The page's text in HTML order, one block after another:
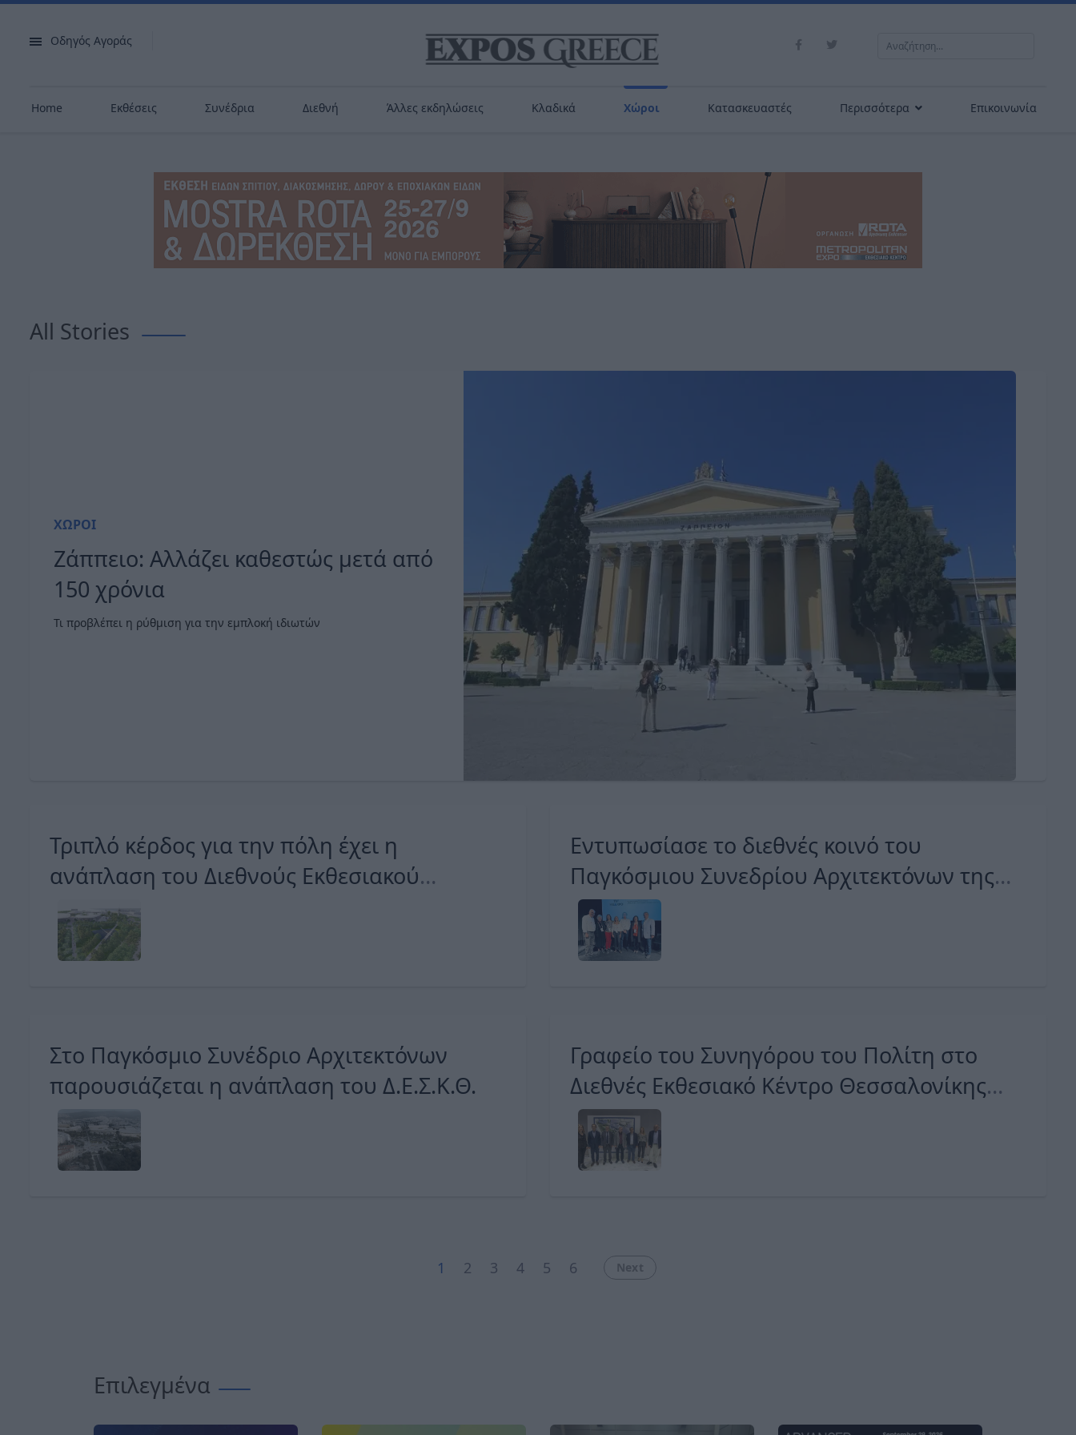
Οδηγός Αγοράς Αναζήτηση...
Home Εκθέσεις Συνέδρια Διεθνή Άλλες εκδηλώσεις Κλαδικά Χώροι Κατασκευαστές Περισσότερα Επικοινωνία
All Stories
ΧΏΡΟΙ
Ζάππειο: Αλλάζει καθεστώς μετά από
150 χρόνια
Τι προβλέπει η ρύθμιση για την εμπλοκή ιδιωτών
Τριπλό κέρδος για την πόλη έχει η
ανάπλαση του Διεθνούς Εκθεσιακού
Κέντρου Θεσσαλονίκης
Εντυπωσίασε το διεθνές κοινό του
Παγκόσμιου Συνεδρίου Αρχιτεκτόνων της
UIA, η ανάπλαση του Δ.Ε.Σ.Κ.Θ.
Στο Παγκόσμιο Συνέδριο Αρχιτεκτόνων
παρουσιάζεται η ανάπλαση του Δ.Ε.Σ.Κ.Θ.
Γραφείο του Συνηγόρου του Πολίτη στο
Διεθνές Εκθεσιακό Κέντρο Θεσσαλονίκης
από τις αρχές του 2023
1 2 3 4 5 6 Next
Επιλεγμένα